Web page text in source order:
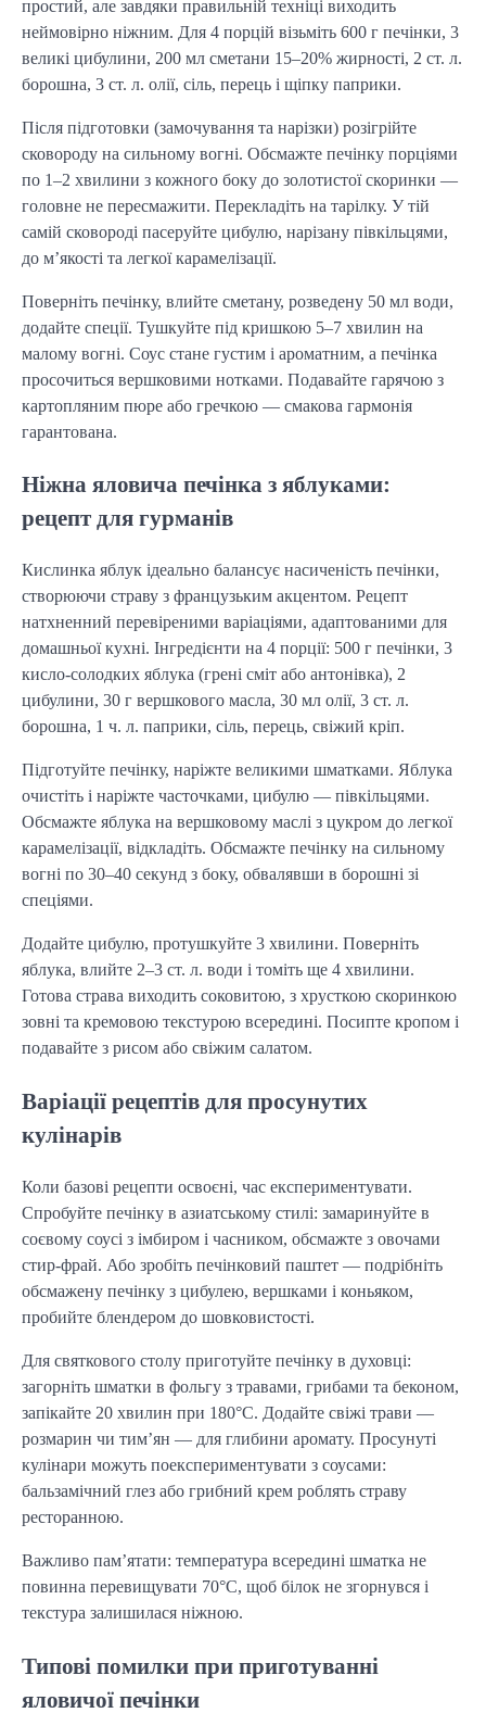
простий, але завдяки правильній техніці виходить
неймовірно ніжним. Для 4 порцій візьміть 600 г печінки, 3
великі цибулини, 200 мл сметани 15–20% жирності, 2 ст. л.
борошна, 3 ст. л. олії, сіль, перець і щіпку паприки.
Після підготовки (замочування та нарізки) розігрійте
сковороду на сильному вогні. Обсмажте печінку порціями
по 1–2 хвилини з кожного боку до золотистої скоринки —
головне не пересмажити. Перекладіть на тарілку. У тій
самій сковороді пасеруйте цибулю, нарізану півкільцями,
до м’якості та легкої карамелізації.
Поверніть печінку, влийте сметану, розведену 50 мл води,
додайте спеції. Тушкуйте під кришкою 5–7 хвилин на
малому вогні. Соус стане густим і ароматним, а печінка
просочиться вершковими нотками. Подавайте гарячою з
картопляним пюре або гречкою — смакова гармонія
гарантована.
Ніжна яловича печінка з яблуками:
рецепт для гурманів
Кислинка яблук ідеально балансує насиченість печінки,
створюючи страву з французьким акцентом. Рецепт
натхненний перевіреними варіаціями, адаптованими для
домашньої кухні. Інгредієнти на 4 порції: 500 г печінки, 3
кисло-солодких яблука (грені сміт або антонівка), 2
цибулини, 30 г вершкового масла, 30 мл олії, 3 ст. л.
борошна, 1 ч. л. паприки, сіль, перець, свіжий кріп.
Підготуйте печінку, наріжте великими шматками. Яблука
очистіть і наріжте часточками, цибулю — півкільцями.
Обсмажте яблука на вершковому маслі з цукром до легкої
карамелізації, відкладіть. Обсмажте печінку на сильному
вогні по 30–40 секунд з боку, обвалявши в борошні зі
спеціями.
Додайте цибулю, протушкуйте 3 хвилини. Поверніть
яблука, влийте 2–3 ст. л. води і томіть ще 4 хвилини.
Готова страва виходить соковитою, з хрусткою скоринкою
зовні та кремовою текстурою всередині. Посипте кропом і
подавайте з рисом або свіжим салатом.
Варіації рецептів для просунутих
кулінарів
Коли базові рецепти освоєні, час експериментувати.
Спробуйте печінку в азиатському стилі: замаринуйте в
соєвому соусі з імбиром і часником, обсмажте з овочами
стир-фрай. Або зробіть печінковий паштет — подрібніть
обсмажену печінку з цибулею, вершками і коньяком,
пробийте блендером до шовковистості.
Для святкового столу приготуйте печінку в духовці:
загорніть шматки в фольгу з травами, грибами та беконом,
запікайте 20 хвилин при 180°C. Додайте свіжі трави —
розмарин чи тим’ян — для глибини аромату. Просунуті
кулінари можуть поекспериментувати з соусами:
бальзамічний глез або грибний крем роблять страву
ресторанною.
Важливо пам’ятати: температура всередині шматка не
повинна перевищувати 70°C, щоб білок не згорнувся і
текстура залишилася ніжною.
Типові помилки при приготуванні
яловичої печінки